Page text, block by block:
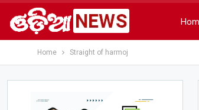
Home Straight of harmoj